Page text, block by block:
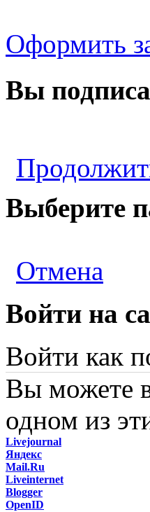
Оформить
Вы
Выберите
Отмена
Войти на
Войти как
Вы можете
одном из
Livejournal
Яндекс
Mail.Ru
Liveinternet
Blogger
OpenID